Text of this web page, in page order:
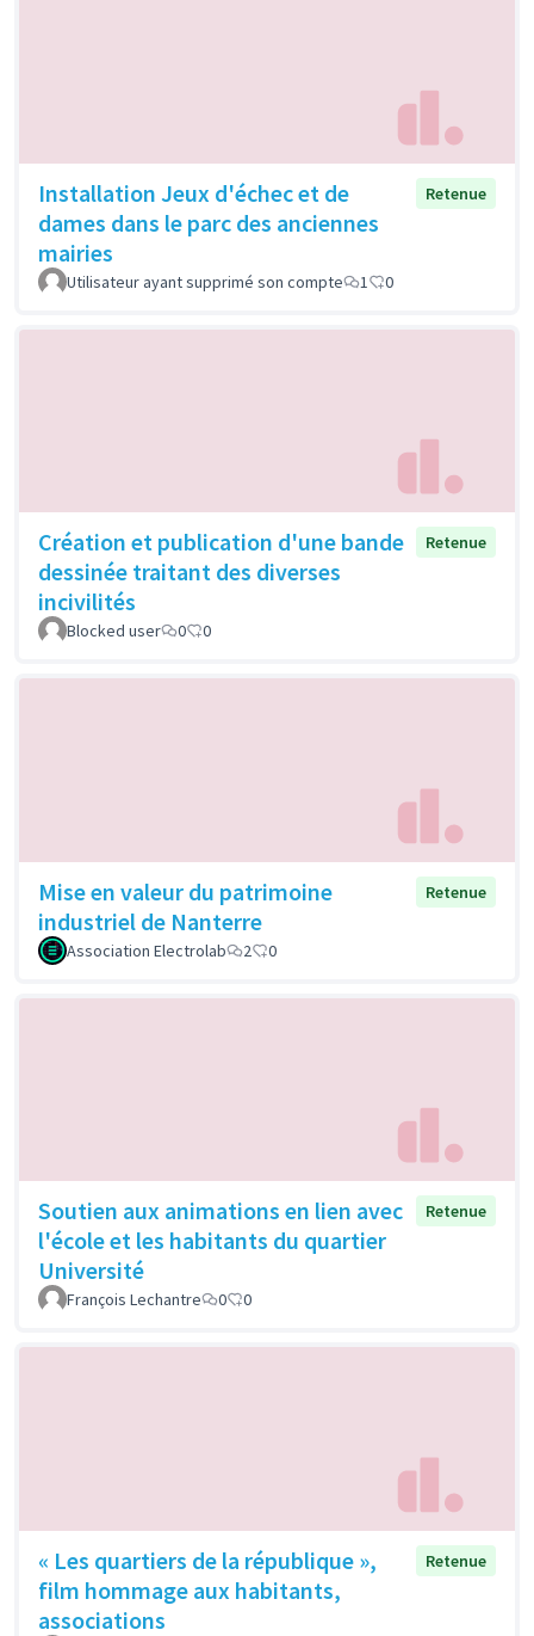
Installation Jeux d'échec et de
dames dans le parc des anciennes
mairies
Retenue
Utilisateur ayant supprimé son compte 1 0
Création et publication d'une bande
dessinée traitant des diverses
incivilités
Retenue
Blocked user 0 0
Mise en valeur du patrimoine
industriel de Nanterre
Retenue
Association Electrolab 2 0
Soutien aux animations en lien avec
l'école et les habitants du quartier
Université
Retenue
François Lechantre 0 0
« Les quartiers de la république »,
film hommage aux habitants,
associations
Retenue